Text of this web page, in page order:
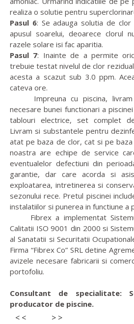
realiza o solutie pentru
Pasul 6: Se adauga solutia de clor
apusul soarelui, deoarece clorul
razele solare isi fac aparitia.
Pasul 7: Inainte de a permite
trebuie testat nivelul de clor
acesta a scazut sub 3.0 ppm.
cateva ore.
Impreuna cu piscina, livram
necesare bunei functionari a
tablouri electrice, set complet
Livram si substantele pentru
atat pe baza de clor, cat si pe
noastra are echipe de service
eventualelor defectiuni din
garantie, dar care acorda si
exploatarea, intretinerea si
sezonului rece. Pretul piscinei
instalatiilor si punerea in functiune a
Fibrex a implementat
Calitatii ISO 9001 din 2000 si
al Sanatatii si Securitatii
Firma “Fibrex Co” SRL detine
avizele necesare fabricarii si
portofoliu.
Consultant de specialitate:
producator de piscine.
< < > >